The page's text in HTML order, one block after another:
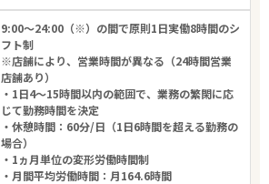
9:00～24:00（※）の間で原則1日実働8時間のシ
フト制
※店舗により、営業時間が異なる（24時間営業
店舗あり）
・1日4～15時間以内の範囲で、業務の繁閑に応
じて勤務時間を決定
・休憩時間：60分/日（1日6時間を超える勤務の
場合）
・1ヵ月単位の変形労働時間制
・月間平均労働時間：月164.6時間